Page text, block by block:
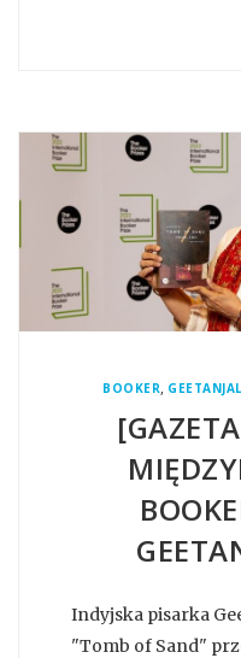
BOOKER,
Indyjska pisarka
"Tomb of Sand"